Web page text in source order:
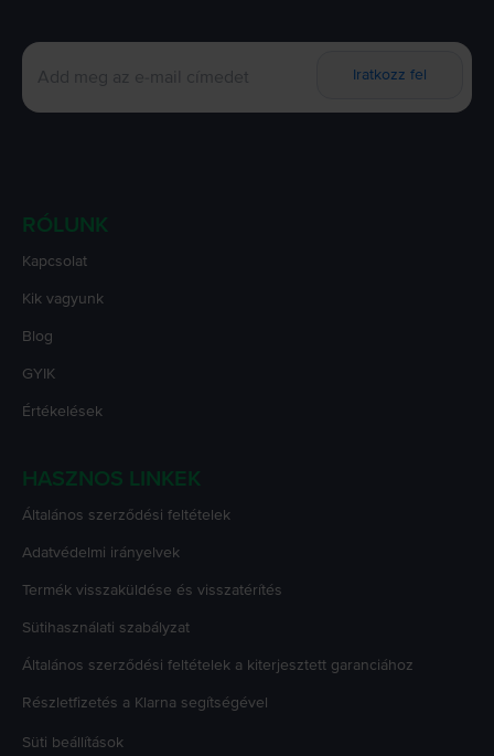
Iratkozz fel
RÓLUNK
Kapcsolat
Kik vagyunk
Blog
GYIK
Értékelések
HASZNOS LINKEK
Általános szerződési feltételek
Adatvédelmi irányelvek
Termék visszaküldése és visszatérítés
Sütihasználati szabályzat
Általános szerződési feltételek a kiterjesztett garanciához
Részletfizetés a Klarna segítségével
Süti beállítások